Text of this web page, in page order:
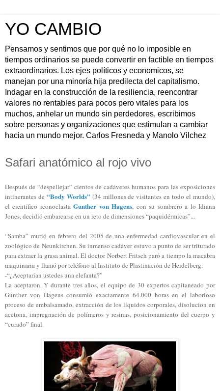
YO CAMBIO
Pensamos y sentimos que por qué no lo imposible en
tiempos ordinarios se puede convertir en factible en tiempos
extraordinarios. Los ejes políticos y economicos, se
manejan por una minoría hija predilecta del capitalismo.
Indagar en la construcción de la resiliencia, reencontrar
valores no rentables para pocos pero vitales para los
muchos, anhelar un mundo sin perdedores, escribimos
sobre personas y organizaciones que estimulan a cambiar
hacia un mundo mejor. Carlos Fresneda y Manolo Vilchez
Safari anatómico al rojo vivo
Después de “despellejar” cientos de cadáveres humanos para las exposiciones
intinerantes de “Body Worlds” (34 millones de visitantes en todo el mundo),
el científico iconoclastaGunther von Hagens, con su sombrero a lo Idiana
Jones, decidió embarcarse en un reto de dimensiones “paquidérmicas”...
“Samba” murió en febrero del 2005 de una enfermedad cardiovascular en el
zoológico de Neunkirchen. Su inmenso cadáver estuvo a punto de ser triturado
para extraer la grasa animal. El doctor Norbert Fritsch paró a tiempo la macabra
maquinaria y llamó por teléfono al Instituto de Plastinación de Heidelberg:
-“¿Aceptarían ustedes una elefanta?”
La aceptaron. Y durante tres años, el equipo de 30 expertos capitaneado por
Gunthervon Hagens consumió exactamente 64.000 horas en el laborioso
proceso de embalsamado, extracción de los líquidos corporales, disolucion en
acetona, impregnación de polímeros y resinas, posicionamiento del cuerpo y
“curado” final.